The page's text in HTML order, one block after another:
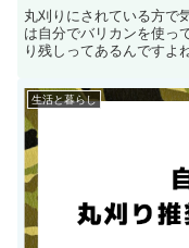
丸刈りにされている方で
は自分でバリカンを使っ
り残しってあるんですよ
生活と暮らし